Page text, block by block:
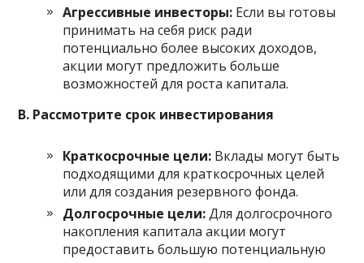
Агрессивные инвесторы: Если вы готовы
принимать на себя риск ради
потенциально более высоких доходов,
акции могут предложить больше
возможностей для роста капитала.
В. Рассмотрите срок инвестирования
Краткосрочные цели: Вклады могут быть
подходящими для краткосрочных целей
или для создания резервного фонда.
Долгосрочные цели:Для долгосрочного
накопления капитала акции могут
предоставить большую потенциальную